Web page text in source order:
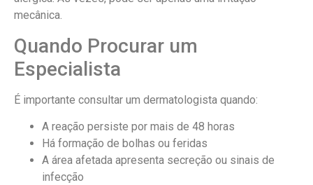
mecânica.
Quando Procurar um
Especialista
É importante consultar um dermatologista quando:
A reação persiste por mais de 48 horas
Há formação de bolhas ou feridas
A área afetada apresenta secreção ou sinais de
infecção